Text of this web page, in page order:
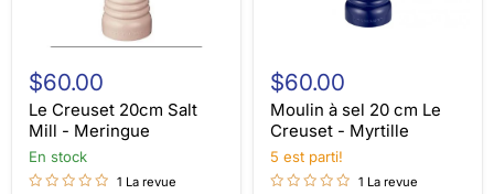
Creuset
20cm
Salt
Mill
Meringue
$60.00
Le Creuset 20cm Salt
Mill - Meringue
en stock
1 La revue
à
sel
20
cm
Le
Creuset
-
$60.00
Moulin à sel 20 cm Le
Creuset - Myrtille
5 est parti!
1 La revue